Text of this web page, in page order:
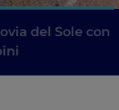
del Sole con